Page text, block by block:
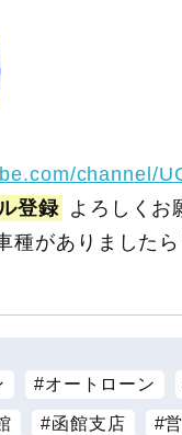
channel/
登録 よろしくお
種がありました
オートローン
函館支店